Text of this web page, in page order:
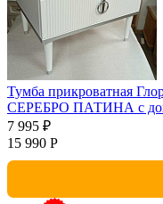
Тумба прикроватная
СЕРЕБРО ПАТИНА с
7 995 ₽
15 990 Р